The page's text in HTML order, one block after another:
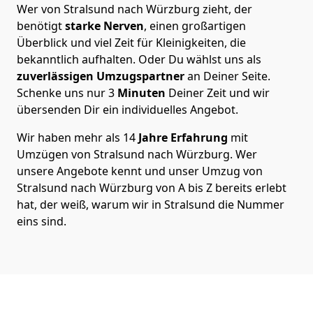
Wer von Stralsund nach Würzburg zieht, der
benötigtstarke Nerven, einen großartigen
Überblick und viel Zeit für Kleinigkeiten, die
bekanntlich aufhalten. Oder Du wählst uns als
zuverlässigen Umzugspartneran Deiner Seite.
Schenke uns nur3 Minuten Deiner Zeit und wir
übersenden Dir ein individuelles Angebot.
Wir haben mehr als 14 Jahre Erfahrung mit
Umzügen von Stralsund nach Würzburg. Wer
unsere Angebote kennt und unser Umzug von
Stralsund nach Würzburg von A bis Z bereits erlebt
hat, der weiß, warum wir in Stralsund die Nummer
eins sind.